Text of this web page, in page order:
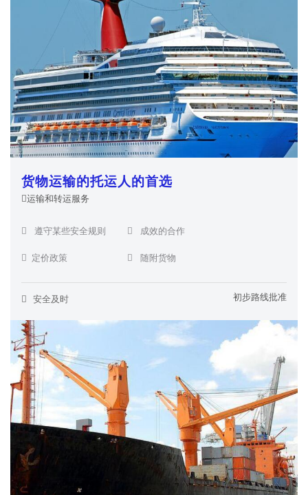
货物运输的托运人的首选
运输和转运服务
遵守某些安全规则 成效的合作
定价政策 随附货物
安全及时 初步路线批准